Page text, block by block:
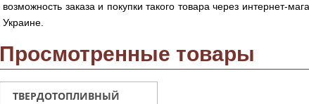
возможность заказа и покупки такого товара через интернет-
Украине.
Просмотренные товары
ТВЕРДОТОПЛИВНЫЙ